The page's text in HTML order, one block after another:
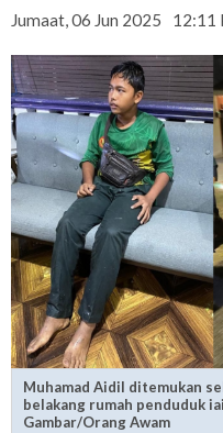
Jumaat, 06 Jun 2025 12:11
Muhamad Aidil ditemukan
belakang rumah penduduk
Gambar/Orang Awam